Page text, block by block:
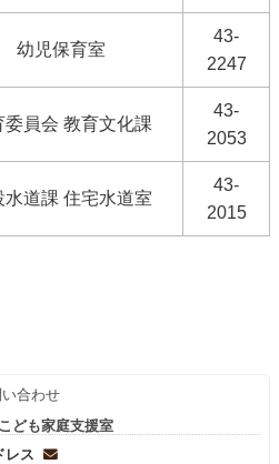
幼児保育室
43-
2247
委員会 教育文化課
43-
2053
水道課 住宅水道室
43-
2015
合わせ
ども家庭支援室
レス